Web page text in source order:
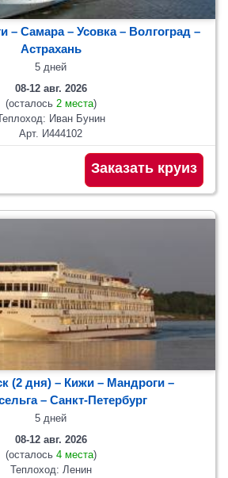
– Самара – Усовка – Волгоград –
Астрахань
5 дней
08-12 авг. 2026
(осталось 2 места)
Иван Бунин
Арт. И444102
Заказать круиз
(2 дня) – Кижи – Мандроги –
– Санкт-Петербург
5 дней
08-12 авг. 2026
(осталось 4 места)
Теплоход: Ленин